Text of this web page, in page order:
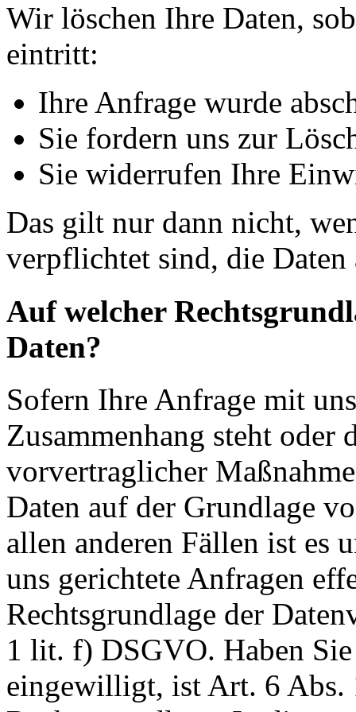
Wir löschen Ihre Daten,
eintritt:
Ihre Anfrage wurde
Sie fordern uns zur
Sie widerrufen Ihre
Das gilt nur dann nicht,
verpflichtet sind, die Daten
Auf welcher
Daten?
Sofern Ihre Anfrage mit
Zusammenhang steht oder
vorvertraglicher
Daten auf der Grundlage
allen anderen Fällen ist es
uns gerichtete Anfragen
Rechtsgrundlage der
1 lit. f) DSGVO. Haben
eingewilligt, ist Art. 6